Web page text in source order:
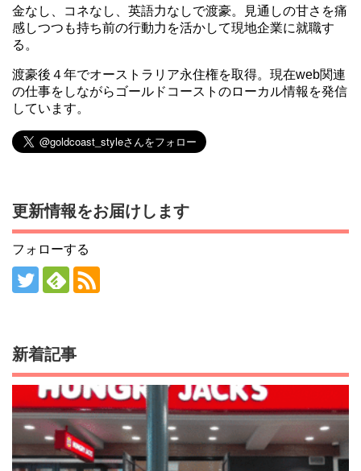
金なし、コネなし、英語力なしで渡豪。見通しの甘さを痛
感しつつも持ち前の行動力を活かして現地企業に就職す
る。
渡豪後４年でオーストラリア永住権を取得。現在web関連
の仕事をしながらゴールドコーストのローカル情報を発信
しています。
更新情報をお届けします
フォローする
新着記事